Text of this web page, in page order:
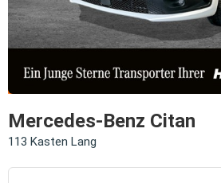
Mercedes-Benz Citan
113 Kasten Lang